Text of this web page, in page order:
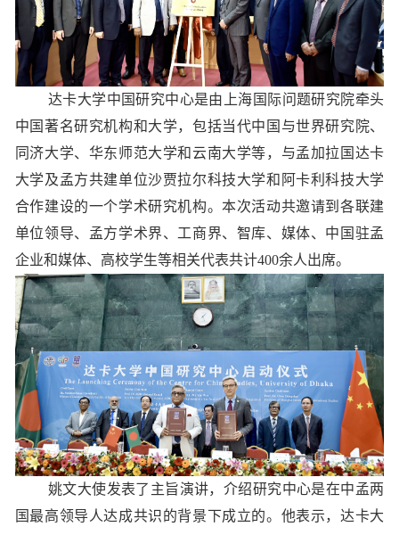
达卡大学中国研究中心是由上海国际问题研究院牵头
中国著名研究机构和大学，包括当代中国与世界研究院、
同济大学、华东师范大学和云南大学等，与孟加拉国达卡
大学及孟方共建单位沙贾拉尔科技大学和阿卡利科技大学
合作建设的一个学术研究机构。本次活动共邀请到各联建
单位领导、孟方学术界、工商界、智库、媒体、中国驻孟
企业和媒体、高校学生等相关代表共计400余人出席。
姚文大使发表了主旨演讲，介绍研究中心是在中孟两
国最高领导人达成共识的背景下成立的。他表示，达卡大